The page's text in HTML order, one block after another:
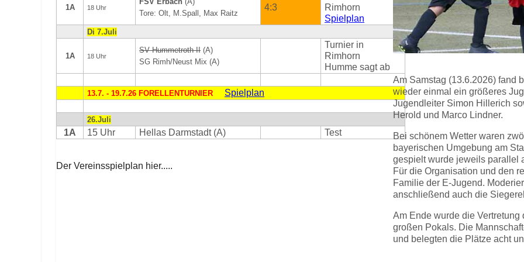
1A 18 Uhr
Tore: Olt, M.Spall, Max Raitz
4:3
Rimhorn
Spielplan
Di 7.Juli
1A 18 Uhr
SV Hummetroth II (A)
SG Rimh/Neust Mix (A)
Turnier in
Rimhorn
Humme sagt ab
13.7. - 19.7.26 FORELLENTURNIER Spielplan
26.Juli
1A 15 Uhr Hellas Darmstadt (A) Test
Der Vereinsspielplan hier.....
Am Samstag (13.6.2026) fand
wieder einmal ein größeres
Jugendleiter Simon Hillerich
Herold und Marco Lindner.
Bei schönem Wetter waren
bayerischen Umgebung am
gespielt wurde jeweils parallel
Für die Organisation und den
Familie der E-Jugend.
anschließend auch die
Am Ende wurde die
großen Pokals. Die
und belegten die Plätze acht